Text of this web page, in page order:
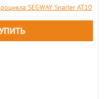
SEGWAY Snarler AT10